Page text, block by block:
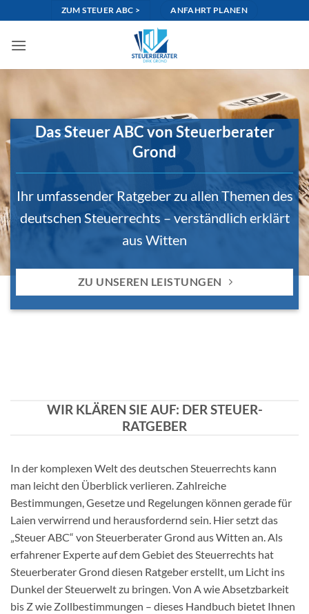
springen
ZUM STEUER ABC > ANFAHRT PLANEN
Das Steuer ABC von Steuerberater
Grond
Ihr umfassender Ratgeber zu allen Themen des
deutschen Steuerrechts – verständlich erklärt
aus Witten
ZU UNSEREN LEISTUNGEN
WIR KLÄREN SIE AUF: DER STEUER-
RATGEBER
In der komplexen Welt des deutschen Steuerrechts kann
man leicht den Überblick verlieren. Zahlreiche
Bestimmungen, Gesetze und Regelungen können gerade für
Laien verwirrend und herausfordernd sein. Hier setzt das
„Steuer ABC“ von Steuerberater Grond aus Witten an. Als
erfahrener Experte auf dem Gebiet des Steuerrechts hat
Steuerberater Grond diesen Ratgeber erstellt, um Licht ins
Dunkel der Steuerwelt zu bringen. Von A wie Absetzbarkeit
bis Z wie Zollbestimmungen – dieses Handbuch bietet Ihnen